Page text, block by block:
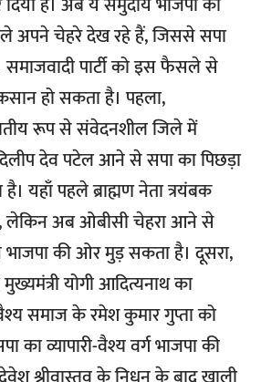
अपने चेहरे देख रहे हैं, जिससे सपा
समाजवादी पार्टी को इस फैसले से
हो सकता है। पहला,
रूप से संवेदनशील जिले में
देव पटेल आने से सपा का पिछड़ा
यहाँ पहले ब्राह्मण नेता त्रयंबक
थे, लेकिन अब ओबीसी चेहरा आने से
भाजपा की ओर मुड़ सकता है। दूसरा,
योगी आदित्यनाथ का
समाज के रमेश कुमार गुप्ता को
का व्यापारी-वैश्य वर्ग भाजपा की